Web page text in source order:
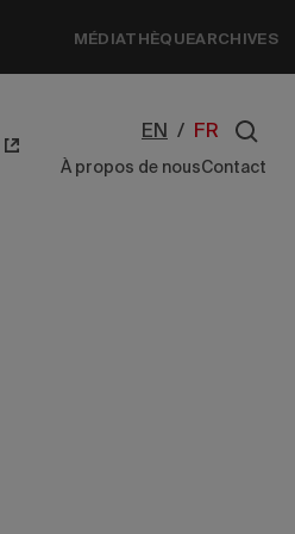
MÉDIATHÈQUEARCHIVES
À propos de nousContact
EN / FR